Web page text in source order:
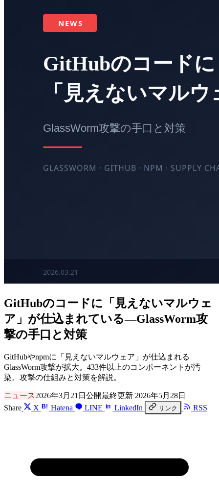
GitHubのコードに「見えないマルウェ
ア」が仕込まれている―GlassWorm攻
撃の手口と対策
GitHubやnpmに「見えないマルウェア」が仕込まれる
GlassWorm攻撃が拡大。433件以上のコンポーネントが汚
染。攻撃の仕組みと対策を解説。
ニュース2026年3月21日公開最終更新 2026年5月28日
Share
X B! Hatena LINE in LinkedIn リンク RSS